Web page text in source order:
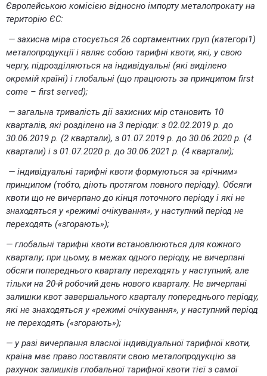
Європейською комісією відносно імпорту металопрокату на
територію ЄС:
— захисна міра стосується 26 сортаментних груп (категорі1)
металопродукції і являє собою тарифні квоти, які, у свою
чергу, підрозділяються на індивідуальні (які виділено
окремій країні) і глобальні (що працюють за принципом first
come – first served);
— загальна тривалість дії захисних мір становить 10
кварталів, які розділено на 3 періоди: з 02.02.2019 р. до
30.06.2019 р. (2 квартали), з 01.07.2019 р. до 30.06.2020 р. (4
квартали) і з 01.07.2020 р. до 30.06.2021 р. (4 квартали);
— індивідуальні тарифні квоти формуються за «річним»
принципом (тобто, діють протягом повного періоду). Обсяги
квоти що не вичерпано до кінця поточного періоду і які не
знаходяться у «режимі очікування», у наступний період не
переходять («згорають»);
— глобальні тарифні квоти встановлюються для кожного
кварталу; при цьому, в межах одного періоду, не вичерпані
обсяги попереднього кварталу переходять у наступний, але
тільки на 20-й робочий день нового кварталу. Не вичерпані
залишки квот завершального кварталу попереднього періоду,
які не знаходяться у «режимі очікування», у наступний період
не переходять («згорають»);
— у разі вичерпання власної індивідуальної тарифної квоти,
країна має право поставляти свою металопродукцію за
рахунок залишків глобальної тарифної квоти тієї з самої